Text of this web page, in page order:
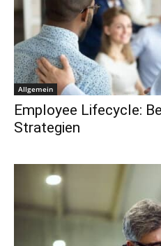
Allgemein
Employee Lifecycle:
Strategien